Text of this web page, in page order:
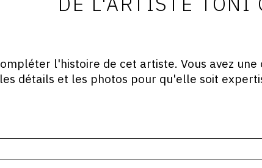
l'histoire de cet artiste. Vous avez
détails et les photos pour qu'elle soit